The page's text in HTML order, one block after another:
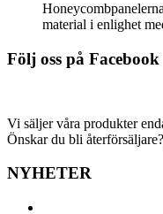
material i enlighet
Följ oss på Facebook
Vi säljer våra produkter
Önskar du bli återförsäljare?
NYHETER